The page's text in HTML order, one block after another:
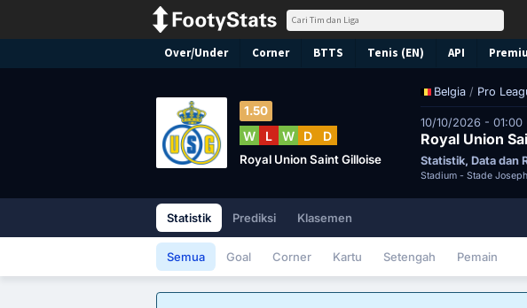
Over/Under Corner BTTS Tenis (EN) API
Belgia / Pro
10/10/2026 -
Statistik, Data dan
Stadium - Stade
1.50
W L W D D
Royal Union Saint Gilloise
Statistik Prediksi Klasemen
Semua Goal Corner Kartu Setengah Pemain